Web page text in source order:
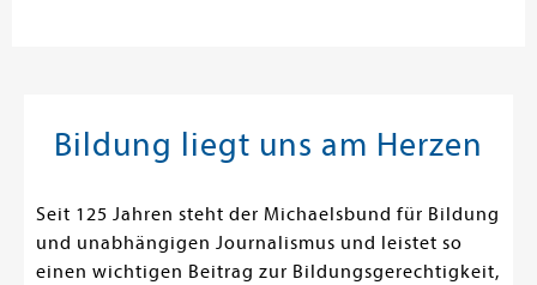
Bildung liegt uns am Herzen
Seit 125 Jahren steht der Michaelsbund für Bildung
und unabhängigen Journalismus und leistet so
einen wichtigen Beitrag zur Bildungsgerechtigkeit,